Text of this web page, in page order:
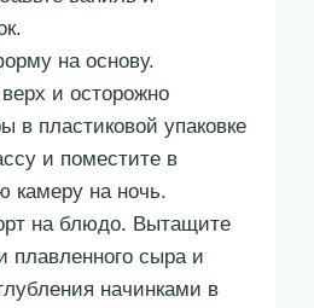
на основу.
и осторожно
в пластиковой упаковке
и поместите в
камеру на ночь.
на блюдо. Вытащите
плавленного сыра и
начинками в